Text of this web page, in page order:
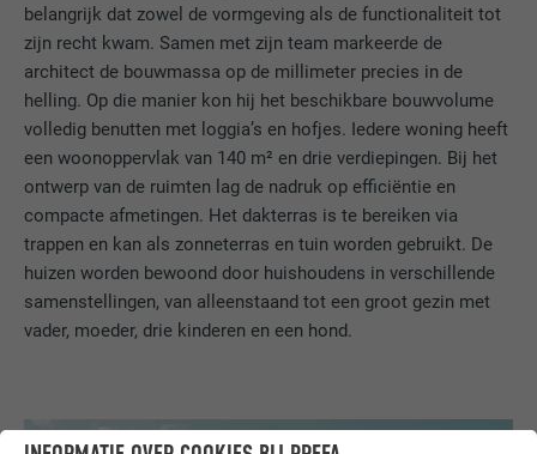
belangrijk dat zowel de vormgeving als de functionaliteit tot
zijn recht kwam. Samen met zijn team markeerde de
architect de bouwmassa op de millimeter precies in de
helling. Op die manier kon hij het beschikbare bouwvolume
volledig benutten met loggia’s en hofjes. Iedere woning heeft
een woonoppervlak van 140 m² en drie verdiepingen. Bij het
ontwerp van de ruimten lag de nadruk op efficiëntie en
compacte afmetingen. Het dakterras is te bereiken via
trappen en kan als zonneterras en tuin worden gebruikt. De
huizen worden bewoond door huishoudens in verschillende
samenstellingen, van alleenstaand tot een groot gezin met
vader, moeder, drie kinderen en een hond.